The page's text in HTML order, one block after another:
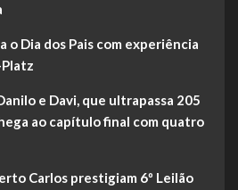
o Dia dos Pais com experiência
e Davi, que ultrapassa 205
ao capítulo final com quatro
Carlos prestigiam 6º Leilão